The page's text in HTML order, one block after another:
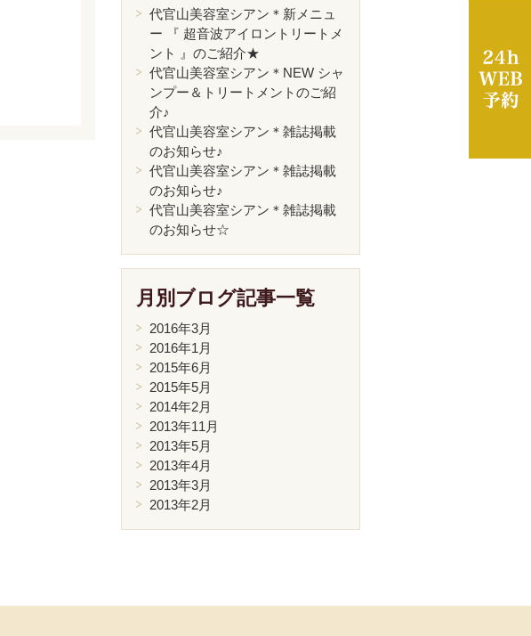
代官山美容室シアン＊新メニュ
ー 『 超音波アイロントリートメ
ント 』のご紹介★
代官山美容室シアン＊NEW シャ
ンプー＆トリートメントのご紹
介♪
代官山美容室シアン＊雑誌掲載
のお知らせ♪
代官山美容室シアン＊雑誌掲載
のお知らせ♪
代官山美容室シアン＊雑誌掲載
のお知らせ☆
月別ブログ記事一覧
2016年3月
2016年1月
2015年6月
2015年5月
2014年2月
2013年11月
2013年5月
2013年4月
2013年3月
2013年2月